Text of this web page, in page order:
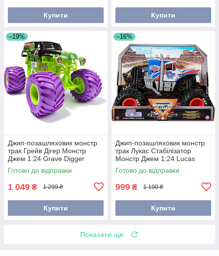
Купити Купити
–19%
Джип-позашляховик монстр
трак Грейв Дігер Монстр
Джем 1:24 Grave Digger
Monster Jam 6074256
Готово до відправки
1 049 ₴ 1 299 ₴
Купити
–16%
Джип-позашляховик монстр
трак Лукас Стабілізатор
Монстр Джем 1:24 Lucas
Stabilizer Monster Jam
6069139
Готово до відправки
999 ₴ 1 190 ₴
Купити
Показати ще